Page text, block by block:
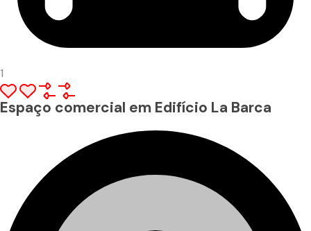
1
Espaço comercial em Edifício La Barca